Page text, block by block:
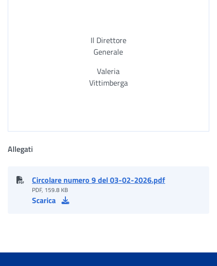
Il Direttore
Generale
Valeria
Vittimberga
Allegati
Circolare numero 9 del 03-02-2026.pdf
PDF, 159.8 KB
Scarica